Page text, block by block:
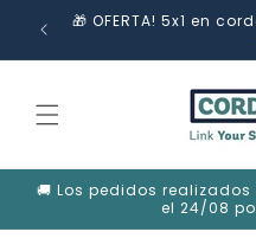
directament
🎁 OFERTA! 5x1 en
🚚 Los pedidos
el 24/08